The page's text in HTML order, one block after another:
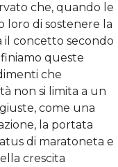
che, quando le
loro di sostenere la
il concetto secondo
queste
che
non si limita a un
come una
la portata
di maratoneta e
crescita